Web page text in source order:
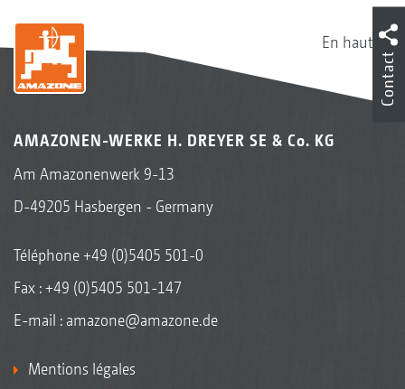
En haut
AMAZONEN-WERKE H. DREYER SE & Co. KG
Am Amazonenwerk 9-13
D-49205 Hasbergen - Germany
Téléphone+49 (0)5405 501-0
Fax : +49 (0)5405 501-147
E-mail : amazone@amazone.de
Mentions légales
Contact